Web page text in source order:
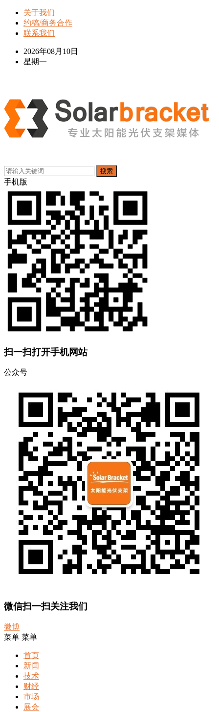
关于我们
约稿/商务合作
联系我们
2026年08月10日
星期一
搜索
手机版
扫一扫打开手机网站
公众号
微信扫一扫关注我们
微博
菜单 菜单
首页
新闻
技术
财经
市场
展会